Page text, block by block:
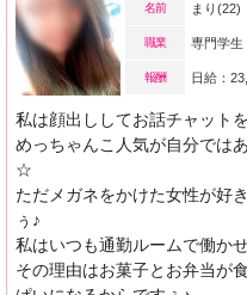
名前 まり(22)
職業 専門学生
報酬 日給：
私は顔出ししてお話チャット
めっちゃんこ人気が自分では
☆
ただメガネをかけた女性が好
ぅ♪
私はいつも通勤ルームで働か
その理由はお菓子とお弁当が